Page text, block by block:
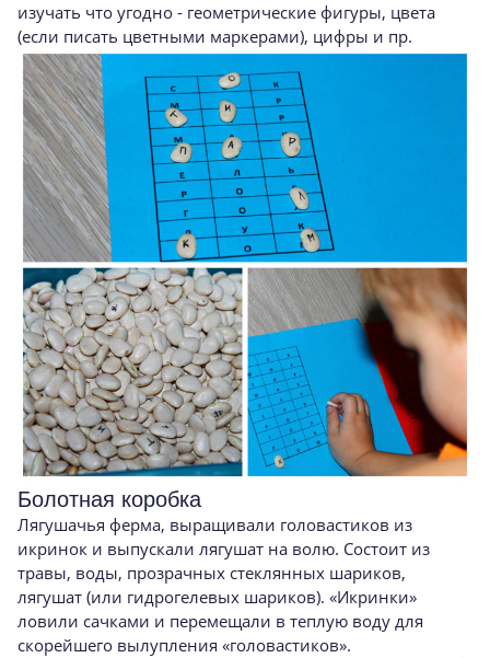
изучать что угодно - геометрические фигуры, цвета
(если писать цветными маркерами), цифры и пр.
Болотная коробка
Лягушачья ферма, выращивали головастиков из
икринок и выпускали лягушат на волю. Состоит из
травы, воды, прозрачных стеклянных шариков,
лягушат (или гидрогелевых шариков). «Икринки»
ловили сачками и перемещали в теплую воду для
скорейшего вылупления «головастиков».